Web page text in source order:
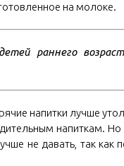
на молоке.
раннего
напитки лучше
напиткам.
не давать, так как